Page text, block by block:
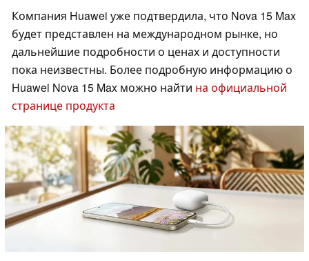
Компания Huawei уже подтвердила, что Nova 15 Max
будет представлен на международном рынке, но
дальнейшие подробности о ценах и доступности
пока неизвестны. Более подробную информацию о
Huawei Nova 15 Max можно найти на официальной
странице продукта